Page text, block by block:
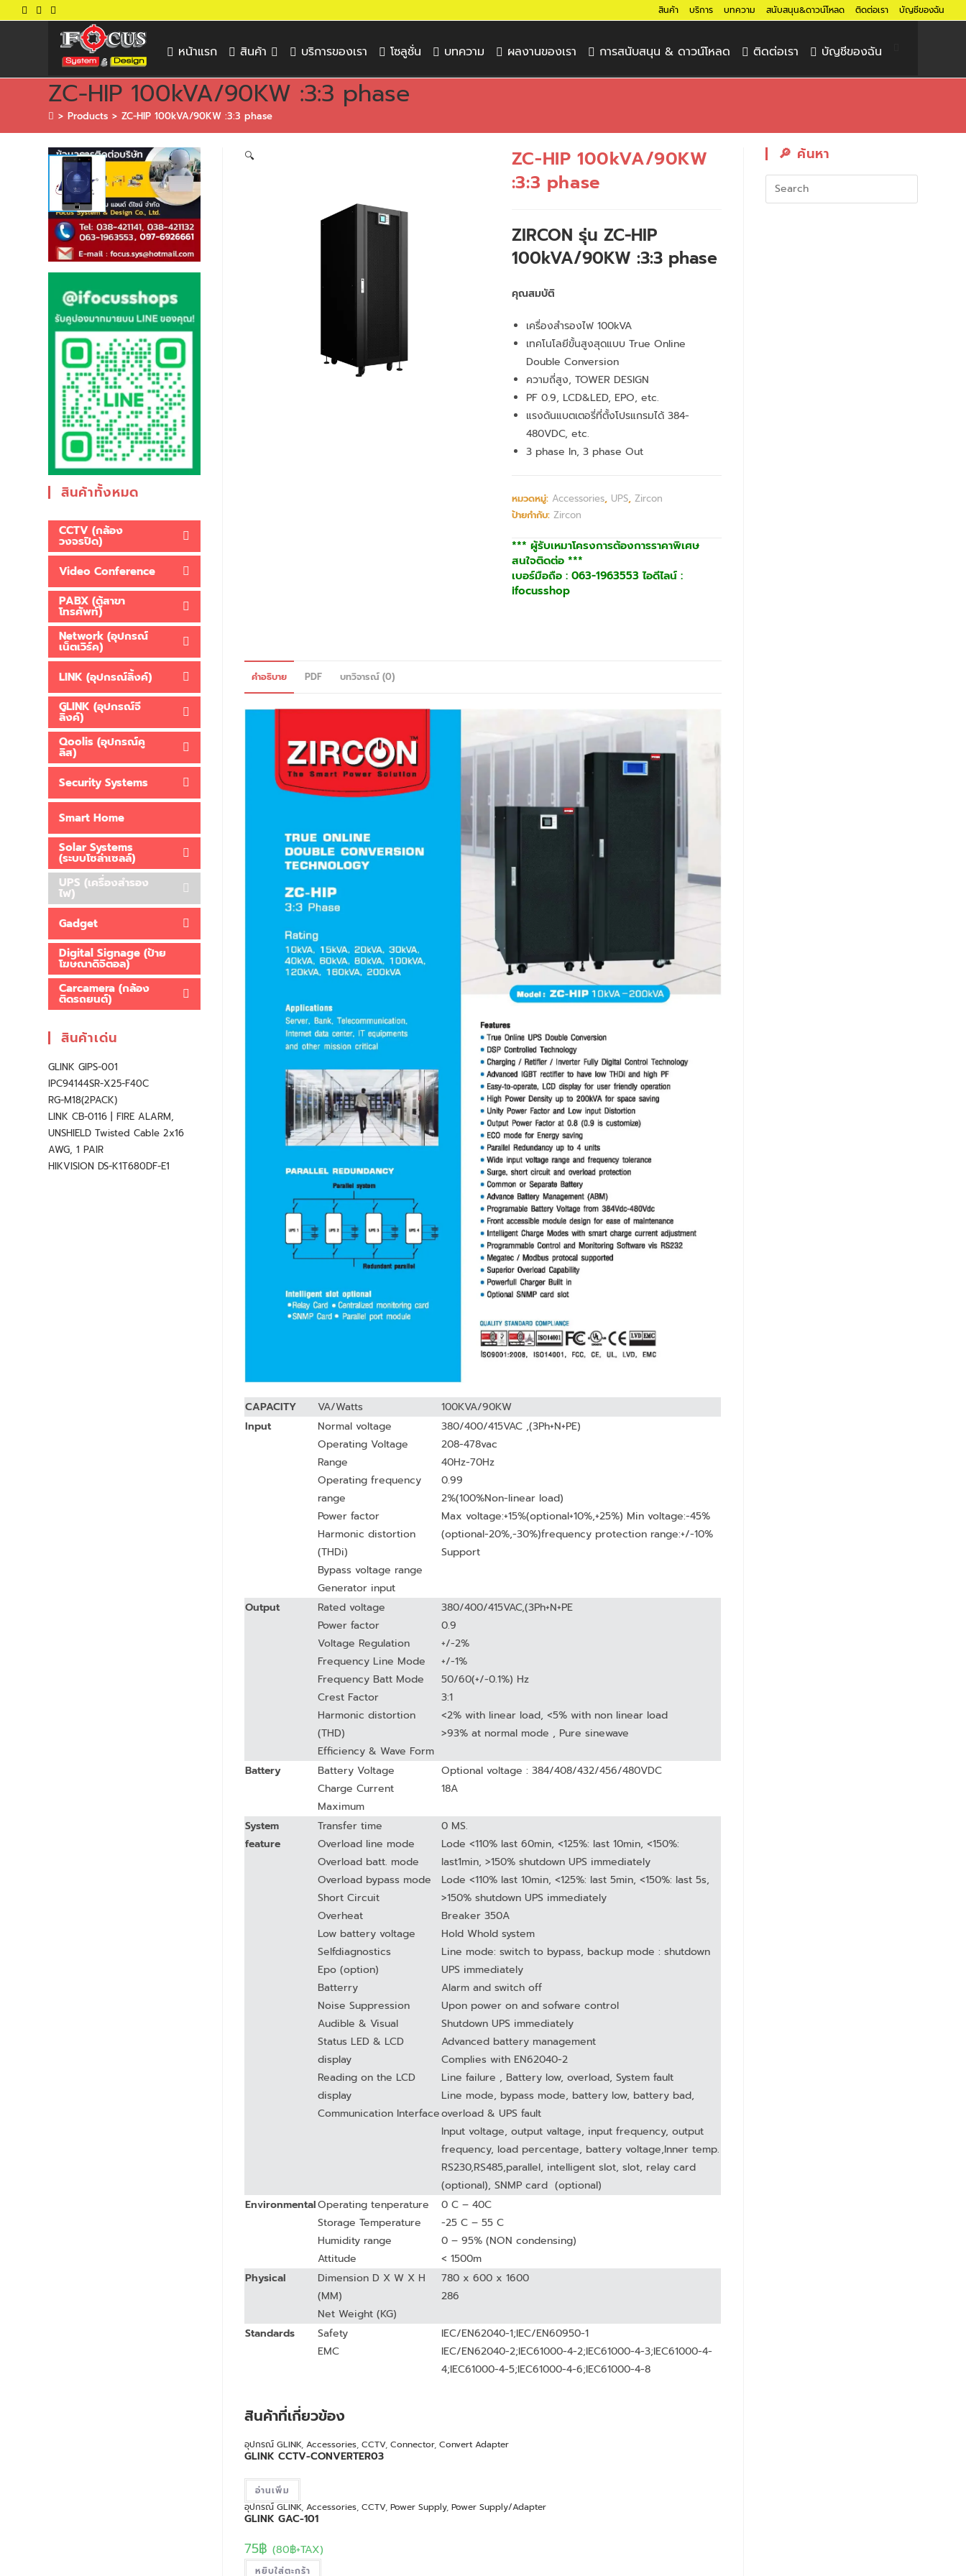
สินค้า บริการ บทความ สนับสนุน&ดาวน์โหลด ติดต่อเรา บัญชีของฉัน
หน้าแรก สินค้า บริการของเรา โซลูชั่น บทความ ผลงานของเรา การสนับสนุน & ดาวน์โหลด ติดต่อเรา บัญชีของฉัน
ZC-HIP 100kVA/90KW :3:3 phase
> Products > ZC-HIP 100kVA/90KW :3:3 phase
🔍
ZC-HIP 100kVA/90KW
:3:3 phase
ZIRCON รุ่น ZC-HIP
100kVA/90KW :3:3 phase
คุณสมบัติ
เครื่องสำรองไฟ 100kVA
เทคโนโลยีขั้นสูงสุดแบบ True Online
Double Conversion
ความถี่สูง, TOWER DESIGN
PF 0.9, LCD&LED, EPO, etc.
แรงดันแบตเตอรี่ที่ตั้งโปรแกรมได้ 384-
480VDC, etc.
3 phase In, 3 phase Out
หมวดหมู่: Accessories, UPS, Zircon
ป้ายกำกับ: Zircon
*** ผู้รับเหมาโครงการต้องการราคาพิเศษ
สนใจติดต่อ ***
เบอร์มือถือ : 063-1963553 ไอดีไลน์ :
ifocusshop
คำอธิบาย PDF บทวิจารณ์ (0)
CAPACITY VA/Watts
100KVA/90KW
Input
Normal voltage
Operating Voltage
Range
Operating frequency
range
​Power factor
Harmonic distortion
(THDi)
Bypass voltage range
Generator input
380/400/415VAC ,(3Ph+N+PE)
208-478vac
​40Hz-70Hz
0.99
2%(100%Non-linear load)
Max voltage:+15%(optional+10%,+25%) Min voltage:-45%
(optional-20%,-30%)frequency protection range:+/-10%
Support
Output
Rated voltage
Power factor
Voltage Regulation
Frequency Line Mode
Frequency Batt Mode
Crest Factor
Harmonic distortion
(THD)
Efficiency & Wave Form
380/400/415VAC,(3Ph+N+PE
0.9
+/-2%
+/-1%
50/60(+/-0.1%) Hz
3:1
<2% with linear load, <5% with non linear load
>93% at normal mode , Pure sinewave
Battery
Battery Voltage
Charge Current
Maximum
Optional voltage : 384/408/432/456/480VDC
18A
System
feature
Transfer time
Overload line mode
Overload batt. mode
Overload bypass mode
Short Circuit
Overheat
Low battery voltage
Selfdiagnostics
Epo (option)
Batterry
Noise Suppression
Audible & Visual
Status LED & LCD
display
Reading on the LCD
display
Communication Interface
0 MS.
Lode <110% last 60min, <125%: last 10min, <150%:
last1min, >150% shutdown UPS immediately
Lode <110% last 10min, <125%: last 5min, <150%: last 5s,
>150% shutdown UPS immediately
Breaker 350A
Hold Whold system
Line mode: switch to bypass, backup mode : shutdown
UPS immediately
Alarm and switch off
Upon power on and sofware control
Shutdown UPS immediately
Advanced battery management
Complies with EN62040-2
Line failure , Battery low, overload, System fault
Line mode, bypass mode, battery low, battery bad,
overload & UPS fault
Input voltage, output valtage, input frequency, output
frequency, load percentage, battery voltage,Inner temp.
RS230,RS485,parallel, intelligent slot, slot, relay card
(optional), SNMP card (optional)
EnvironmentalOperating tenperature
Storage Temperature
Humidity range
Attitude
0 C – 40C
-25 C – 55 C
0 – 95% (NON condensing)
< 1500m
Physical
Dimension D X W X H
(MM)
Net Weight (KG)
780 x 600 x 1600
286
Standards
Safety
EMC
IEC/EN62040-1;IEC/EN60950-1
IEC/EN62040-2;IEC61000-4-2;IEC61000-4-3;IEC61000-4-
4;IEC61000-4-5;IEC61000-4-6;IEC61000-4-8
สินค้าที่เกี่ยวข้อง
อุปกรณ์ GLINK,Accessories ,CCTV,Connector,Convert Adapter
GLINK CCTV-CONVERTER03
อ่านเพิ่ม
อุปกรณ์ GLINK,Accessories ,CCTV,Power Supply,Power Supply/Adapter
GLINK GAC-101
75฿ (80฿+TAX)
หยิบใส่ตะกร้า
สินค้าทั้งหมด
CCTV (กล้อง
วงจรปิด)
Video Conference
PABX (ตู้สาขา
โทรศัพท์)
Network (อุปกรณ์
เน็ตเวิร์ค)
LINK (อุปกรณ์ลิ้งค์)
GLINK (อุปกรณ์จี
ลิ้งค์)
Qoolis (อุปกรณ์คู
ลิส)
Security Systems
Smart Home
Solar Systems
(ระบบโซล่าเซลล์)
UPS (เครื่องสำรอง
ไฟ)
Gadget
Digital Signage (ป้าย
โฆษณาดิจิตอล)
Carcamera (กล้อง
ติดรถยนต์)
สินค้าเด่น
GLINK GIPS-001
IPC94144SR-X25-F40C
RG-M18(2PACK)
LINK CB-0116 | FIRE ALARM,
UNSHIELD Twisted Cable 2x16
AWG, 1 PAIR
HIKVISION DS-K1T680DF-E1
🔎︎ ค้นหา